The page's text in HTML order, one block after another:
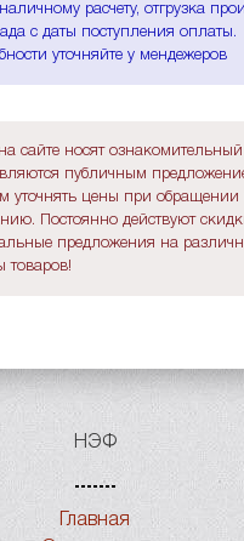
расчету, отгрузка
с даты поступления оплаты.
уточняйте у мендежеров
сайте носят ознакомительный
публичным
уточнять цены при
Постоянно действуют
предложения на
товаров!
НЭФ
Главная